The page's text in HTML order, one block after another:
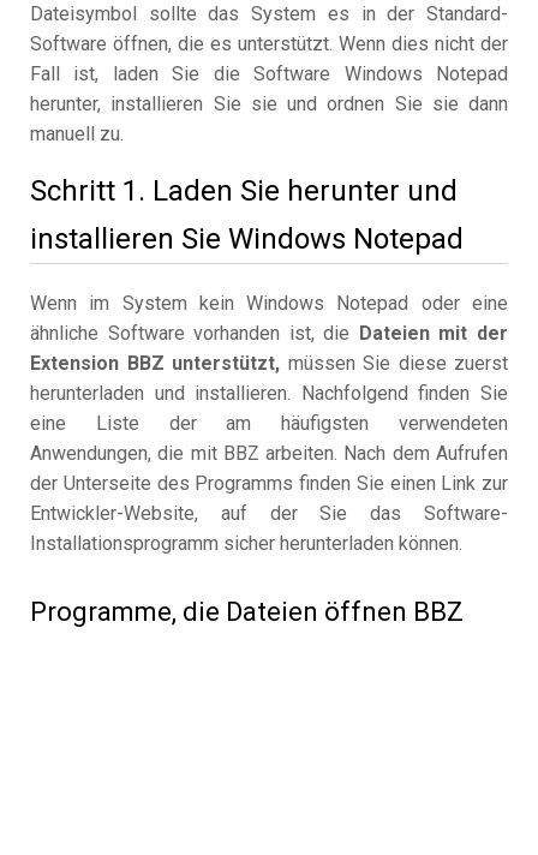
Dateisymbol sollte das System es in der Standard-
Software öffnen, die es unterstützt. Wenn dies nicht der
Fall ist, laden Sie die Software Windows Notepad
herunter, installieren Sie sie und ordnen Sie sie dann
manuell zu.
Schritt 1. Laden Sie herunter und
installieren Sie Windows Notepad
Wenn im System kein Windows Notepad oder eine
ähnliche Software vorhanden ist, die Dateien mit der
Extension BBZ unterstützt, müssen Sie diese zuerst
herunterladen und installieren. Nachfolgend finden Sie
eine Liste der am häufigsten verwendeten
Anwendungen, die mit BBZ arbeiten. Nach dem Aufrufen
der Unterseite des Programms finden Sie einen Link zur
Entwickler-Website, auf der Sie das Software-
Installationsprogramm sicher herunterladen können.
Programme, die Dateien öffnen BBZ